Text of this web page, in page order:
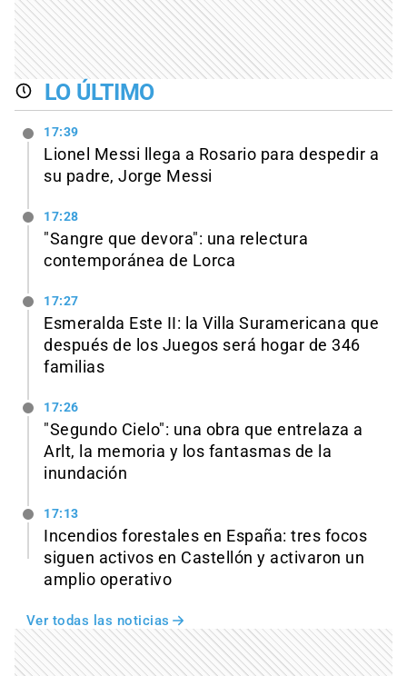
LO ÚLTIMO
17:39
Lionel Messi llega a Rosario para despedir a
su padre, Jorge Messi
17:28
"Sangre que devora": una relectura
contemporánea de Lorca
17:27
Esmeralda Este II: la Villa Suramericana que
después de los Juegos será hogar de 346
familias
17:26
"Segundo Cielo": una obra que entrelaza a
Arlt, la memoria y los fantasmas de la
inundación
17:13
Incendios forestales en España: tres focos
siguen activos en Castellón y activaron un
amplio operativo
Ver todas las noticias